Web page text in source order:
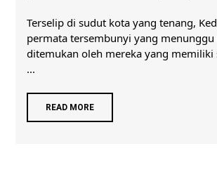
Terselip di sudut kota yang tenang,
permata tersembunyi yang
ditemukan oleh mereka yang memiliki
...
READ MORE